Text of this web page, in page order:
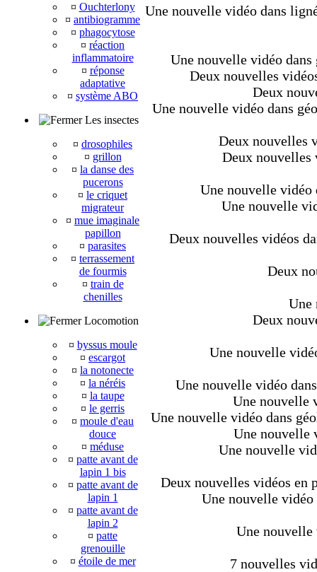
¤ Ouchterlony
¤ antibiogramme
¤ phagocytose
¤ réaction
inflammatoire
¤ réponse
adaptative
¤ système ABO
Les insectes
¤ drosophiles
¤ grillon
¤ la danse des
pucerons
¤ le criquet
migrateur
¤ mue imaginale
papillon
¤ parasites
¤ terrassement
de fourmis
¤ train de
chenilles
Locomotion
¤ byssus moule
¤ escargot
¤ la notonecte
¤ la néréis
¤ la taupe
¤ le gerris
¤ moule d'eau
douce
¤ méduse
¤ patte avant de
lapin 1 bis
¤ patte avant de
lapin 1
¤ patte avant de
lapin 2
¤ patte
grenouille
¤ étoile de mer
Une nouvelle vidéo dans
Une nouvelle vidéo
Deux nouvelles
Deux
Une nouvelle vidéo dans
Deux nouvelles
Deux nouvelles
Une nouvelle vidéo
Une nouvelle
Deux nouvelles vidéos
Deux
Une
Deux
Une nouvelle
Une nouvelle vidéo
Une nouvelle
Une nouvelle vidéo dans
Une nouvelle
Une nouvelle
Deux nouvelles vidéos en
Une nouvelle
Une nouvelle
7 nouvelles